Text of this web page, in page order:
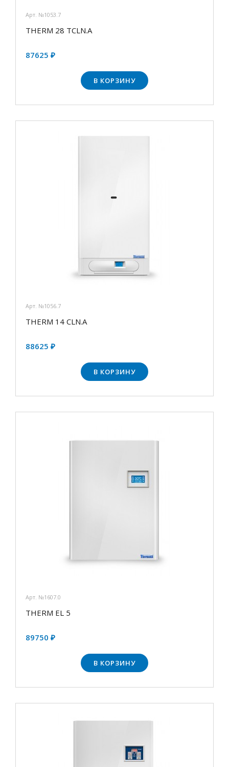
Арт. №1053.7
THERM 28 TCLN.А
87625 ₽
В КОРЗИНУ
Арт. №1056.7
THERM 14 CLN.А
88625 ₽
В КОРЗИНУ
Арт. №1607.0
THERM EL 5
89750 ₽
В КОРЗИНУ